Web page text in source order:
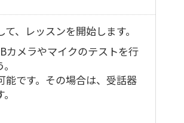
、レッスンを開始します。
カメラやマイクのテストを行
です。その場合は、受話器